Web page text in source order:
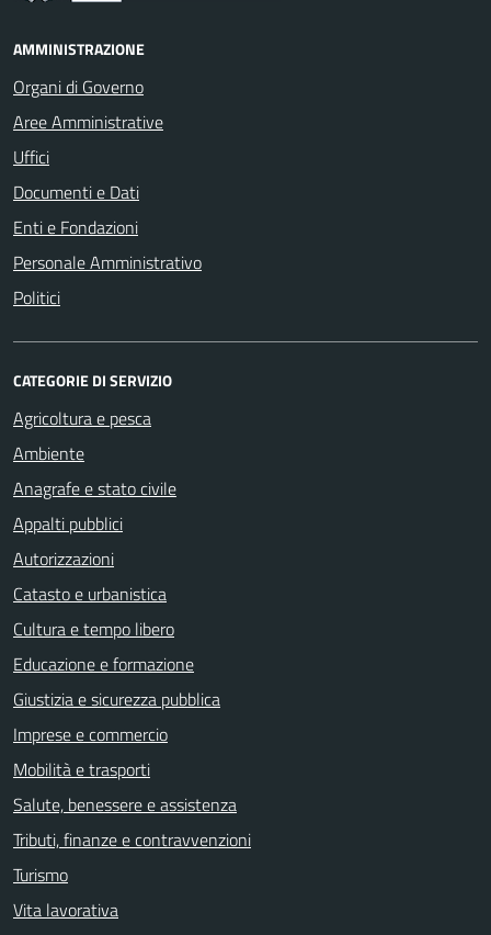
AMMINISTRAZIONE
Organi di Governo
Aree Amministrative
Uffici
Documenti e Dati
Enti e Fondazioni
Personale Amministrativo
Politici
CATEGORIE DI SERVIZIO
Agricoltura e pesca
Ambiente
Anagrafe e stato civile
Appalti pubblici
Autorizzazioni
Catasto e urbanistica
Cultura e tempo libero
Educazione e formazione
Giustizia e sicurezza pubblica
Imprese e commercio
Mobilità e trasporti
Salute, benessere e assistenza
Tributi, finanze e contravvenzioni
Turismo
Vita lavorativa